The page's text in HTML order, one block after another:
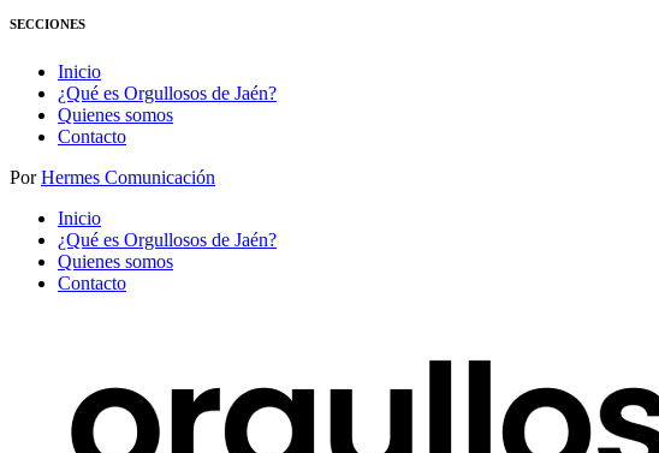
SECCIONES
Inicio
¿Qué es Orgullosos de Jaén?
Quienes somos
Contacto
PorHermes Comunicación
Inicio
¿Qué es Orgullosos de Jaén?
Quienes somos
Contacto